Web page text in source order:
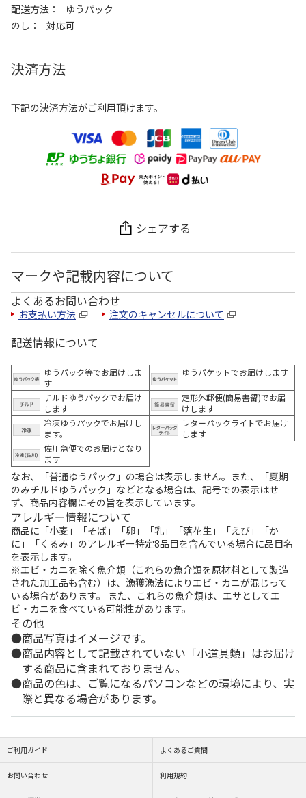
配送方法
ゆうパック
のし
対応可
決済方法
下記の決済方法がご利用頂けます。
シェアする
マークや記載内容について
よくあるお問い合わせ
お支払い方法 注文のキャンセルについて
配送情報について
ゆうパック等でお届けしま
す
ゆうパケットでお届けします
チルドゆうパックでお届け
します
定形外郵便(簡易書留)でお届
けします
冷凍ゆうパックでお届けし
ます。
レターパックライトでお届け
します
佐川急便でのお届けとなり
ます
なお、「普通ゆうパック」の場合は表示しません。また、「夏期
のみチルドゆうパック」などとなる場合は、記号での表示はせ
ず、商品内容欄にその旨を表示しています。
アレルギー情報について
商品に「小麦」「そば」「卵」「乳」「落花生」「えび」「か
に」「くるみ」のアレルギー特定8品目を含んでいる場合に品目名
を表示します。
※エビ・カニを除く魚介類（これらの魚介類を原材料として製造
された加工品も含む）は、漁獲漁法によりエビ・カニが混じって
いる場合があります。 また、これらの魚介類は、エサとしてエ
ビ・カニを食べている可能性があります。
その他
商品写真はイメージです。
商品内容として記載されていない「小道具類」はお届け
する商品に含まれておりません。
商品の色は、ご覧になるパソコンなどの環境により、実
際と異なる場合があります。
ご利用ガイド よくあるご質問
お問い合わせ 利用規約